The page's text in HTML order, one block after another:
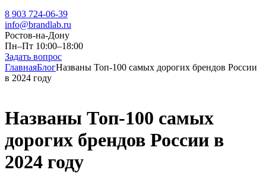
8 903 724-06-39
info@brandlab.ru
Ростов-на-Дону
Пн–Пт 10:00–18:00
Задать вопрос
ГлавнаяБлогНазваны Топ-100 самых дорогих брендов России
в 2024 году
Названы Топ-100 самых
дорогих брендов России в
2024 году